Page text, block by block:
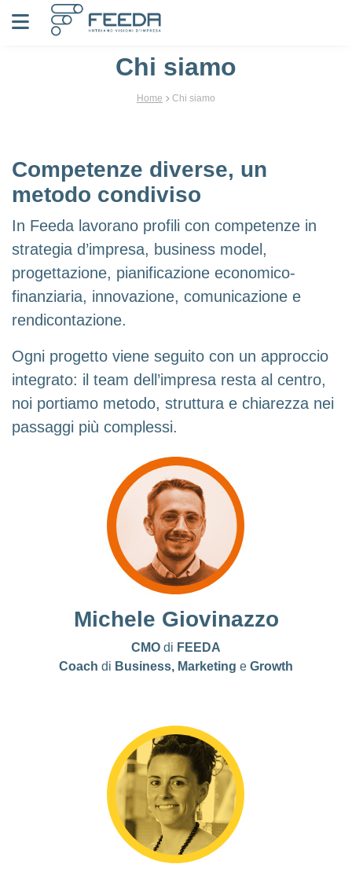
Vai al contenuto
Chi siamo
Home Chi siamo
Competenze diverse, un
metodo condiviso
In Feeda lavorano profili con competenze in
strategia d’impresa, business model,
progettazione, pianificazione economico-
finanziaria, innovazione, comunicazione e
rendicontazione.
Ogni progetto viene seguito con un approccio
integrato: il team dell’impresa resta al centro,
noi portiamo metodo, struttura e chiarezza nei
passaggi più complessi.
Michele Giovinazzo
CMO di FEEDA
Coach di Business, Marketing e Growth